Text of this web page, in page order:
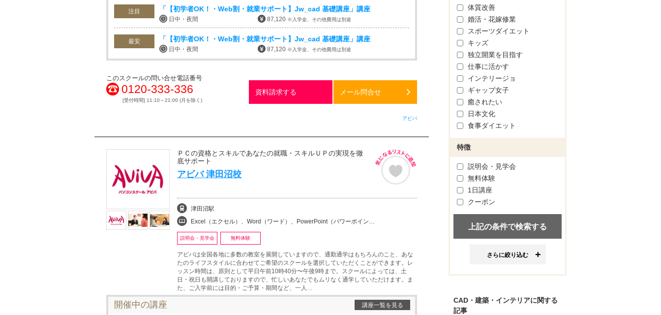
注目 「【初学者OK！・Web割・就業サポート】Jw_cad 基礎講座」講座
日中・夜間 87,120 ※入学金、その他費用は別途
最安 「【初学者OK！・Web割・就業サポート】Jw_cad 基礎講座」講座
日中・夜間 87,120 ※入学金、その他費用は別途
このスクールの問い合せ電話番号
0120-333-336
[受付時間] 11:10～21:00 (月を除く)
資料請求する メール問合せ
アビバ
ＰＣの資格とスキルであなたの就職・スキルＵＰの実現を徹
底サポート
アビバ 津田沼校
津田沼駅
Excel（エクセル）、Word（ワード）、PowerPoint（パワーポイント・PPT）、Access（アクセス）、マ…
説明会・見学会 無料体験
アビバは全国各地に多数の教室を展開していますので、通勤通学はもちろんのこと、あな
たのライフスタイルに合わせてご希望のスクールを選択していただくことができます。レ
ッスン時間は、原則として平日午前10時40分〜午後9時まで。スクールによっては、土
日・祝日も開講しておりますので、忙しいあなたでもムリなく通学していただけます。ま
た、ご入学前には目的・ご予算・期間など、一人…
開催中の講座 講座一覧を見る
体質改善
婚活・花嫁修業
スポーツダイエット
キッズ
独立開業を目指す
仕事に活かす
インテリージョ
ギャップ女子
癒されたい
日本文化
食事ダイエット
特徴
説明会・見学会
無料体験
1日講座
クーポン
さらに絞り込む
CAD・建築・インテリアに関する
記事